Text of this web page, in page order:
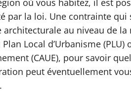
par la loi. Une contrainte qui
architecturale au niveau de
Local d’Urbanisme
(CAUE), pour savoir
peut éventuellement